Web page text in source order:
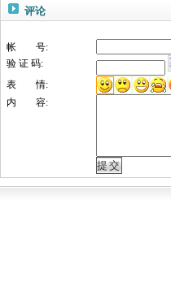
评论
帐 号:
验 证 码:
表 情:
内 容: